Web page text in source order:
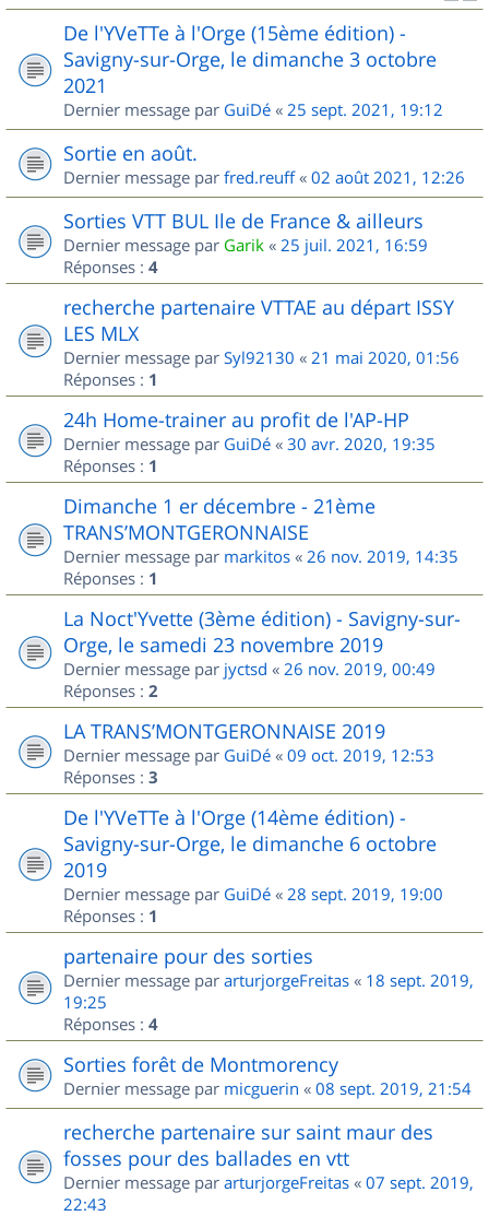
De l'YVeTTe à l'Orge (15ème édition) -
Savigny-sur-Orge, le dimanche 3 octobre
2021
Dernier message par GuiDé « 25 sept. 2021, 19:12
Sortie en août.
Dernier message par fred.reuff« 02 août 2021, 12:26
Sorties VTT BUL Ile de France & ailleurs
Dernier message par Garik « 25 juil. 2021, 16:59
Réponses : 4
recherche partenaire VTTAE au départ ISSY
LES MLX
Dernier message par Syl92130 « 21 mai 2020, 01:56
Réponses : 1
24h Home-trainer au profit de l'AP-HP
Dernier message par GuiDé « 30 avr. 2020, 19:35
Réponses : 1
Dimanche 1 er décembre - 21ème
TRANS’MONTGERONNAISE
Dernier message par markitos « 26 nov. 2019, 14:35
Réponses : 1
La Noct'Yvette (3ème édition) - Savigny-sur-
Orge, le samedi 23 novembre 2019
Dernier message par jyctsd « 26 nov. 2019, 00:49
Réponses : 2
LA TRANS’MONTGERONNAISE 2019
Dernier message par GuiDé « 09 oct. 2019, 12:53
Réponses : 3
De l'YVeTTe à l'Orge (14ème édition) -
Savigny-sur-Orge, le dimanche 6 octobre
2019
Dernier message par GuiDé « 28 sept. 2019, 19:00
Réponses : 1
partenaire pour des sorties
Dernier message par arturjorgeFreitas « 18 sept. 2019,
19:25
Réponses : 4
Sorties forêt de Montmorency
Dernier message par micguerin « 08 sept. 2019, 21:54
recherche partenaire sur saint maur des
fosses pour des ballades en vtt
Dernier message par arturjorgeFreitas « 07 sept. 2019,
22:43